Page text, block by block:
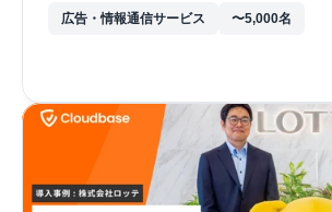
広告・情報通信サービス 〜5,000名